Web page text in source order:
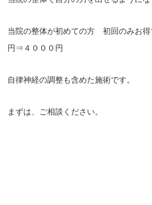
当院の整体が初めての方 初回のみお
円⇒４０００円
自律神経の調整も含めた施術です。
まずは、ご相談ください。